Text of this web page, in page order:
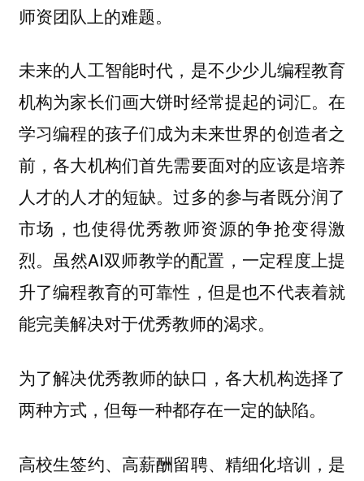
师资团队上的难题。
未来的人工智能时代，是不少少儿编程教育
机构为家长们画大饼时经常提起的词汇。在
学习编程的孩子们成为未来世界的创造者之
前，各大机构们首先需要面对的应该是培养
人才的人才的短缺。过多的参与者既分润了
市场，也使得优秀教师资源的争抢变得激
烈。虽然AI双师教学的配置，一定程度上提
升了编程教育的可靠性，但是也不代表着就
能完美解决对于优秀教师的渴求。
为了解决优秀教师的缺口，各大机构选择了
两种方式，但每一种都存在一定的缺陷。
高校生签约、高薪酬留聘、精细化培训，是